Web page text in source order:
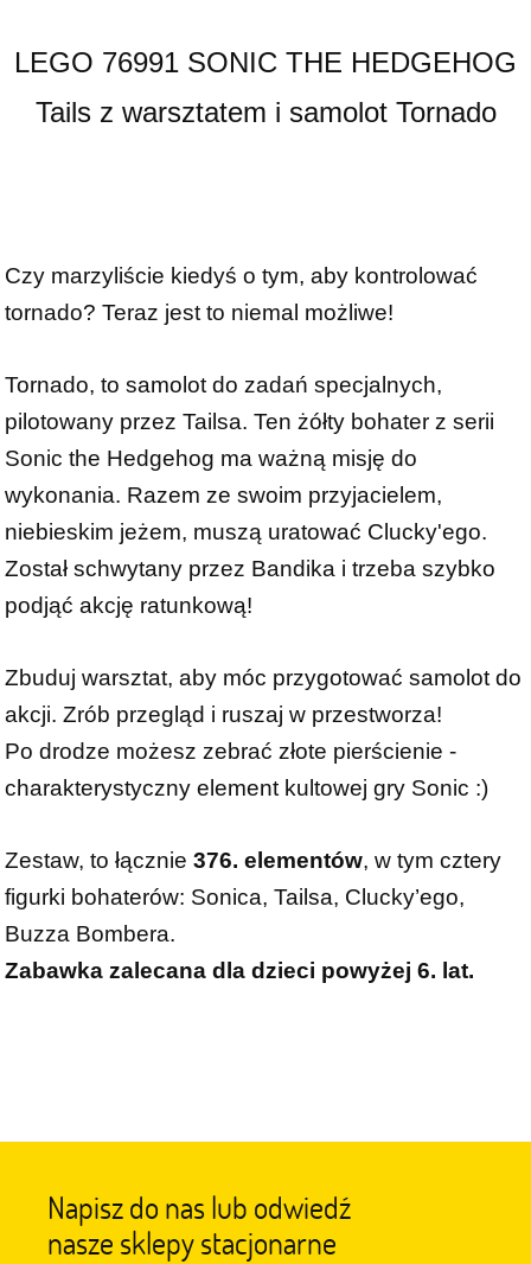
LEGO 76991 SONIC THE HEDGEHOG
Tails z warsztatem i samolot Tornado
Czy marzyliście kiedyś o tym, aby kontrolować
tornado? Teraz jest to niemal możliwe!
Tornado, to samolot do zadań specjalnych,
pilotowany przez Tailsa. Ten żółty bohater z serii
Sonic the Hedgehog ma ważną misję do
wykonania. Razem ze swoim przyjacielem,
niebieskim jeżem, muszą uratować Clucky'ego.
Został schwytany przez Bandika i trzeba szybko
podjąć akcję ratunkową!
Zbuduj warsztat, aby móc przygotować samolot do
akcji. Zrób przegląd i ruszaj w przestworza!
Po drodze możesz zebrać złote pierścienie -
charakterystyczny element kultowej gry Sonic :)
Zestaw, to łącznie 376. elementów, w tym cztery
figurki bohaterów: Sonica, Tailsa, Clucky’ego,
Buzza Bombera.
Zabawka zalecana dla dzieci powyżej 6. lat.
Napisz do nas lub odwiedź
nasze sklepy stacjonarne